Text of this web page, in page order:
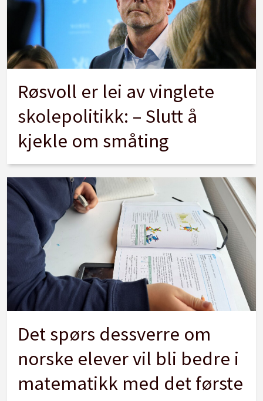
Røsvoll er lei av vinglete
skolepolitikk: – Slutt å
kjekle om småting
Det spørs dessverre om
norske elever vil bli bedre i
matematikk med det første